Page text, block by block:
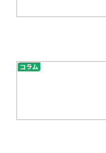
コラム